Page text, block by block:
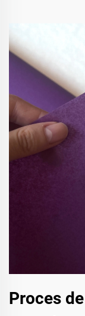
Proces